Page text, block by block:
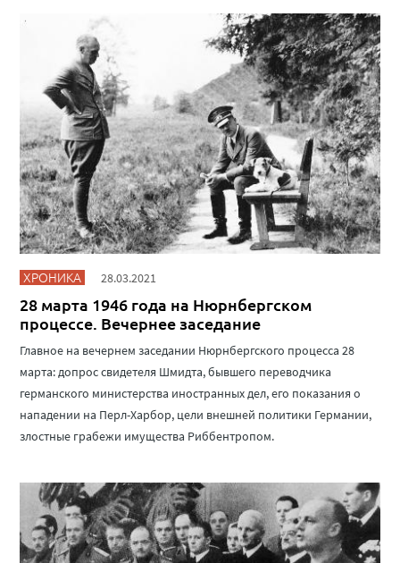
ХРОНИКА 28.03.2021
28 марта 1946 года на Нюрнбергском
процессе. Вечернее заседание
Главное на вечернем заседании Нюрнбергского процесса 28
марта: допрос свидетеля Шмидта, бывшего переводчика
германского министерства иностранных дел, его показания о
нападении на Перл-Харбор, цели внешней политики Германии,
злостные грабежи имущества Риббентропом.